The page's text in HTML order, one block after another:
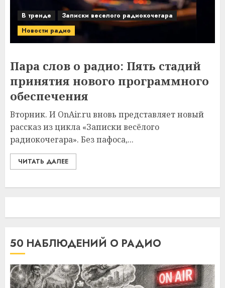
В тренде
Записки веселого радиокочегара
Новости радио
Пара слов о радио: Пять стадий
принятия нового программного
обеспечения
Вторник. И OnAir.ru вновь представляет новый
рассказ из цикла «Записки весёлого
радиокочегара». Без пафоса,...
ЧИТАТЬ ДАЛЕЕ
50 НАБЛЮДЕНИЙ О РАДИО